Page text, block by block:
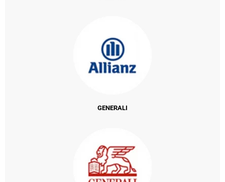
GENERALI